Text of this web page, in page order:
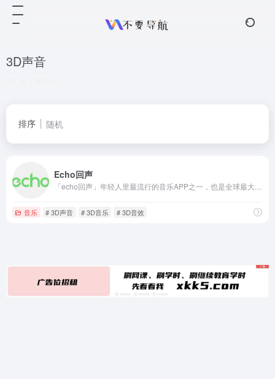
3D声音
排序 随机
Echo回声
音乐 # 3D声音 # 3D音乐 # 3D音效